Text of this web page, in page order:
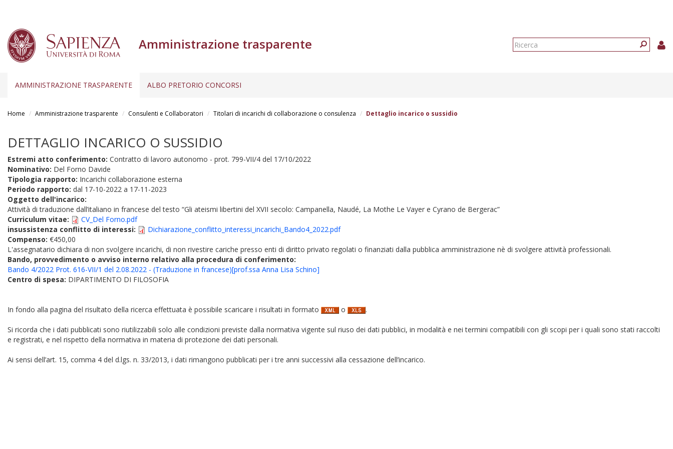
Amministrazione trasparente
Form
AMMINISTRAZIONE TRASPARENTE ALBO PRETORIO CONCORSI
Home Amministrazione trasparente Consulenti e Collaboratori Titolari di incarichi di collaborazione o consulenza Dettaglio incarico o sussidio
DETTAGLIO INCARICO O SUSSIDIO
Estremi atto conferimento: Contratto di lavoro autonomo - prot. 799-VII/4 del 17/10/2022
Nominativo: Del Forno Davide
Tipologia rapporto: Incarichi collaborazione esterna
Periodo rapporto: dal 17-10-2022 a 17-11-2023
Oggetto dell'incarico:
Attività di traduzione dall’italiano in francese del testo “Gli ateismi libertini del XVII secolo: Campanella, Naudé, La Mothe Le Vayer e Cyrano de Bergerac”
Curriculum vitae:
CV_Del Forno.pdf
insussistenza conflitto di interessi:
Dichiarazione_conflitto_interessi_incarichi_Bando4_2022.pdf
Compenso: €450,00
L'assegnatario dichiara di non svolgere incarichi, di non rivestire cariche presso enti di diritto privato regolati o finanziati dalla pubblica amministrazione nè di svolgere attività professionali.
Bando, provvedimento o avviso interno relativo alla procedura di conferimento:
Bando 4/2022 Prot. 616-VII/1 del 2.08.2022 - (Traduzione in francese)[prof.ssa Anna Lisa Schino]
Centro di spesa: DIPARTIMENTO DI FILOSOFIA
In fondo alla pagina del risultato della ricerca effettuata è possibile scaricare i risultati in formato o .
Si ricorda che i dati pubblicati sono riutilizzabili solo alle condizioni previste dalla normativa vigente sul riuso dei dati pubblici, in modalità e nei termini compatibili con gli scopi per i quali sono stati raccolti
e registrati, e nel rispetto della normativa in materia di protezione dei dati personali.
Ai sensi dell’art. 15, comma 4 del d.lgs. n. 33/2013, i dati rimangono pubblicati per i tre anni successivi alla cessazione dell’incarico.